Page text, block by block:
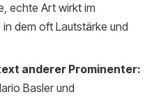
echte Art wirkt im
dem oft Lautstärke und
anderer Prominenter:
Basler und